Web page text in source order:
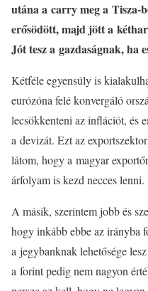
utána a carry meg a Tisza-
erősödött, majd jött a
Jót tesz a gazdaságnak, ha
Kétféle egyensúly is
eurózóna felé konvergáló
lecsökkenteni az inflációt, és
a devizát. Ezt az
látom, hogy a magyar
árfolyam is kezd necces lenni.
A másik, szerintem jobb és
hogy inkább ebbe az irányba
a jegybanknak lehetősége
a forint pedig nem nagyon